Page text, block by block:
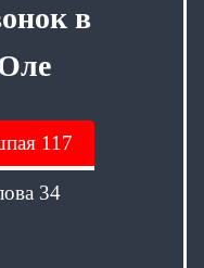
в
117
34